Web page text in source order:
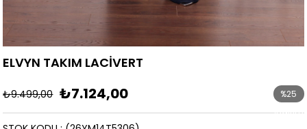
ELVYN TAKIM LACİVERT
₺9.499,00 ₺7.124,00 %25
İndirim